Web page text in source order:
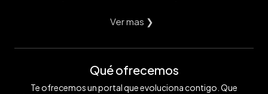
Ver mas ❯
Qué ofrecemos
Te ofrecemos un portal que evoluciona contigo. Que